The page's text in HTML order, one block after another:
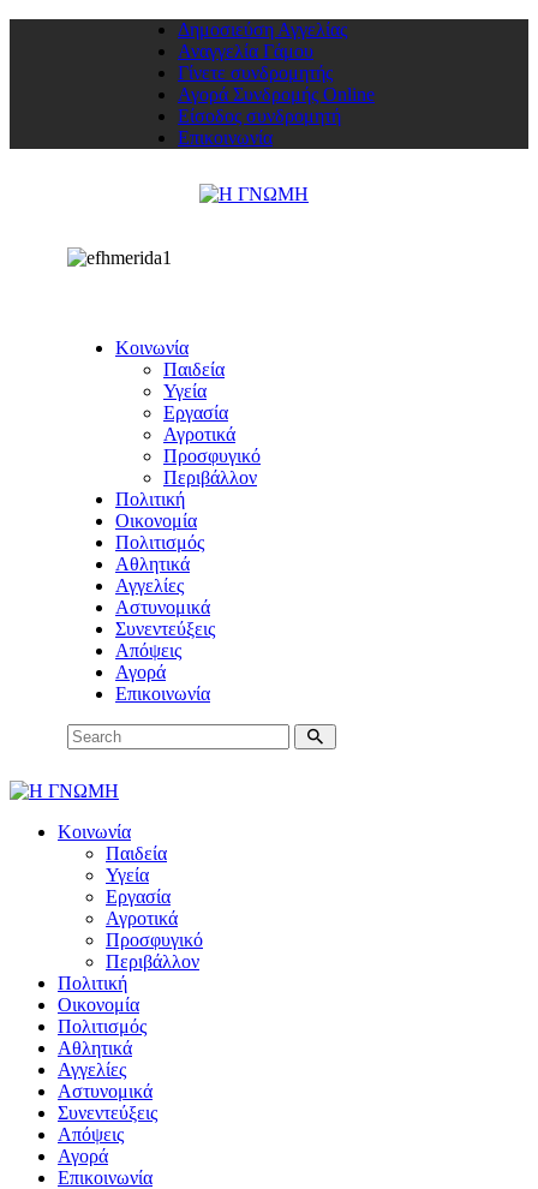
Δημοσιεύση Αγγελίας
Αναγγελία Γάμου
Γίνετε συνδρομητής
Αγορά Συνδρομής Online
Είσοδος συνδρομητή
Επικοινωνία
Κοινωνία
Παιδεία
Υγεία
Εργασία
Αγροτικά
Προσφυγικό
Περιβάλλον
Πολιτική
Οικονομία
Πολιτισμός
Αθλητικά
Αγγελίες
Αστυνομικά
Συνεντεύξεις
Απόψεις
Αγορά
Επικοινωνία
Κοινωνία
Παιδεία
Υγεία
Εργασία
Αγροτικά
Προσφυγικό
Περιβάλλον
Πολιτική
Οικονομία
Πολιτισμός
Αθλητικά
Αγγελίες
Αστυνομικά
Συνεντεύξεις
Απόψεις
Αγορά
Επικοινωνία